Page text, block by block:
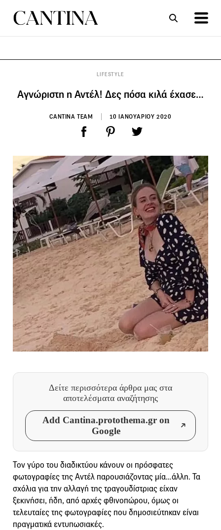
LIFESTYLE
Aγνώριστη η Αντέλ! Δες πόσα κιλά έχασε…
CANTINA TEAM 10 ΙΑΝΟΥΑΡΙΟΥ 2020
Δείτε περισσότερα άρθρα μας στα
αποτελέσματα αναζήτησης
Add Cantina.protothema.gr on
Google
Τον γύρο του διαδικτύου κάνουν οι πρόσφατες
φωτογραφίες της Αντέλ παρουσιάζοντας μία…άλλη. Τα
σχόλια για την αλλαγή της τραγουδίστριας είχαν
ξεκινήσει, ήδη, από αρχές φθινοπώρου, όμως οι
τελευταίες της φωτογραφίες που δημοσιεύτηκαν είναι
πραγματικά εντυπωσιακές.